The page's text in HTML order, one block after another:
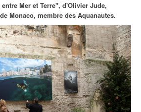
Mer et Terre", d'Olivier Jude,
Monaco, membre des Aquanautes.